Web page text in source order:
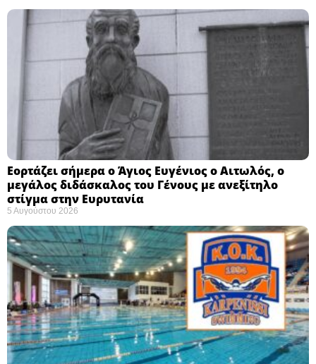
Εορτάζει σήμερα ο Άγιος Ευγένιος ο Αιτωλός, ο
μεγάλος διδάσκαλος του Γένους με ανεξίτηλο
στίγμα στην Ευρυτανία
5 Αυγούστου 2026